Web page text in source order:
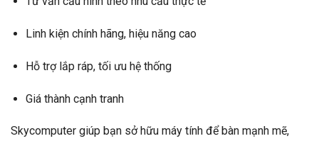
Linh kiện chính hãng, hiệu năng cao
Hỗ trợ lắp ráp, tối ưu hệ thống
Giá thành cạnh tranh
Skycomputer giúp bạn sở hữu máy tính để bàn mạnh mẽ,